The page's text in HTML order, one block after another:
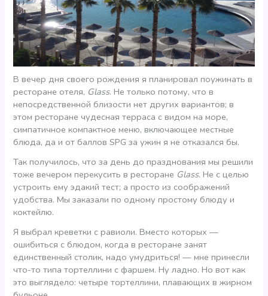
В вечер дня своего рождения я планировал поужинать в
ресторане отеля, Glass. Не только потому, что в
непосредственной близости нет других вариантов; в
этом ресторане чудесная терраса с видом на море,
симпатичное компактное меню, включающее местные
блюда, да и от баллов SPG за ужин я не отказался бы.
Так получилось, что за день до празднования мы решили
тоже вечером перекусить в ресторане Glass. Не с целью
устроить ему эдакий тест; а просто из соображений
удобства. Мы заказали по одному простому блюду и
коктейлю.
Я выбрал креветки с равиоли. Вместо которых —
ошибиться с блюдом, когда в ресторане занят
единственный столик, надо умудриться! — мне принесли
что-то типа тортеллини с фаршем. Ну ладно. Но вот как
это выглядело: четыре тортеллини, плавающих в жирном